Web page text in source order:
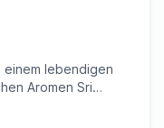
einem lebendigen
Aromen Sri